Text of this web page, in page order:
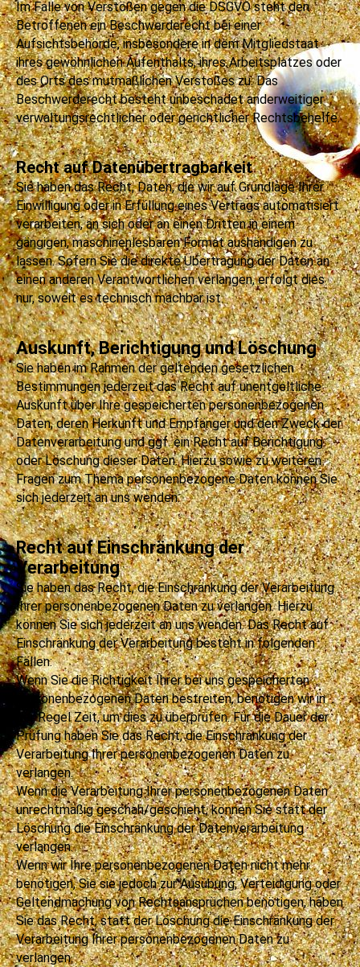
Im Falle von Verstößen gegen die DSGVO steht den
Betroffenen ein Beschwerderecht bei einer
Aufsichtsbehörde, insbesondere in dem Mitgliedstaat
ihres gewöhnlichen Aufenthalts, ihres Arbeitsplatzes oder
des Orts des mutmaßlichen Verstoßes zu. Das
Beschwerderecht besteht unbeschadet anderweitiger
verwaltungsrechtlicher oder gerichtlicher Rechtsbehelfe.
Recht auf Datenübertragbarkeit
Sie haben das Recht, Daten, die wir auf Grundlage Ihrer
Einwilligung oder in Erfüllung eines Vertrags automatisiert
verarbeiten, an sich oder an einen Dritten in einem
gängigen, maschinenlesbaren Format aushändigen zu
lassen. Sofern Sie die direkte Übertragung der Daten an
einen anderen Verantwortlichen verlangen, erfolgt dies
nur, soweit es technisch machbar ist.
Auskunft, Berichtigung und Löschung
Sie haben im Rahmen der geltenden gesetzlichen
Bestimmungen jederzeit das Recht auf unentgeltliche
Auskunft über Ihre gespeicherten personenbezogenen
Daten, deren Herkunft und Empfänger und den Zweck der
Datenverarbeitung und ggf. ein Recht auf Berichtigung
oder Löschung dieser Daten. Hierzu sowie zu weiteren
Fragen zum Thema personenbezogene Daten können Sie
sich jederzeit an uns wenden.
Recht auf Einschränkung der
Verarbeitung
Sie haben das Recht, die Einschränkung der Verarbeitung
Ihrer personenbezogenen Daten zu verlangen. Hierzu
können Sie sich jederzeit an uns wenden. Das Recht auf
Einschränkung der Verarbeitung besteht in folgenden
Fällen:
Wenn Sie die Richtigkeit Ihrer bei uns gespeicherten
personenbezogenen Daten bestreiten, benötigen wir in
der Regel Zeit, um dies zu überprüfen. Für die Dauer der
Prüfung haben Sie das Recht, die Einschränkung der
Verarbeitung Ihrer personenbezogenen Daten zu
verlangen.
Wenn die Verarbeitung Ihrer personenbezogenen Daten
unrechtmäßig geschah/geschieht, können Sie statt der
Löschung die Einschränkung der Datenverarbeitung
verlangen.
Wenn wir Ihre personenbezogenen Daten nicht mehr
benötigen, Sie sie jedoch zur Ausübung, Verteidigung oder
Geltendmachung von Rechtsansprüchen benötigen, haben
Sie das Recht, statt der Löschung die Einschränkung der
Verarbeitung Ihrer personenbezogenen Daten zu
verlangen.